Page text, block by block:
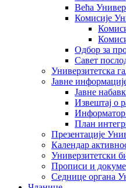
Већа
Комисије
Одбор за
Савет
Универзитетска
Јавне
Јавне
Извештај о
Информатор
План
Презентације
Календар
Универзитетски
Прописи и
Седнице органа